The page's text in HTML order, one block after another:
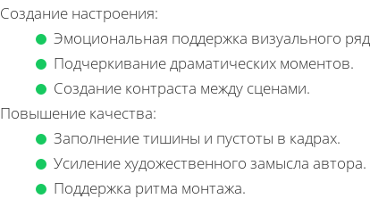
Создание настроения:
Эмоциональная поддержка визуального
Подчеркивание драматических моментов.
Создание контраста между сценами.
Повышение качества:
Заполнение тишины и пустоты в кадрах.
Усиление художественного замысла автора.
Поддержка ритма монтажа.